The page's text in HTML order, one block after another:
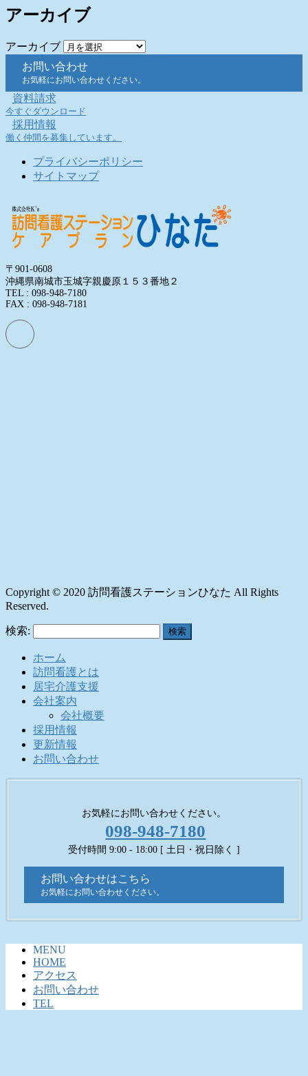
アーカイブ
アーカイブ
お問い合わせ
お気軽にお問い合わせください。
資料請求
今すぐダウンロード
採用情報
働く仲間を募集しています。
プライバシーポリシー
サイトマップ
〒901-0608
沖縄県南城市玉城字親慶原１５３番地２
TEL : 098-948-7180
FAX : 098-948-7181
Copyright © 2020 訪問看護ステーションひなた All Rights
Reserved.
検索:
ホーム
訪問看護とは
居宅介護支援
会社案内
会社概要
採用情報
更新情報
お問い合わせ
お気軽にお問い合わせください。
098-948-7180
受付時間 9:00 - 18:00 [ 土日・祝日除く ]
お問い合わせはこちら
お気軽にお問い合わせください。
MENU
HOME
アクセス
お問い合わせ
TEL